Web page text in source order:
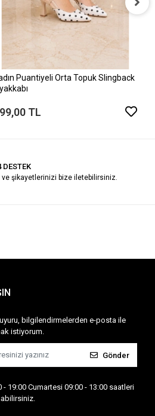
Puantiyeli Orta Topuk Slingback
TL
DESTEK
ve şikayetlerinizi bize iletebilirsiniz.
bilgilendirmelerden e-posta ile
istiyorum.
Gönder
- 19:00 Cumartesi 09:00 - 13:00 saatleri